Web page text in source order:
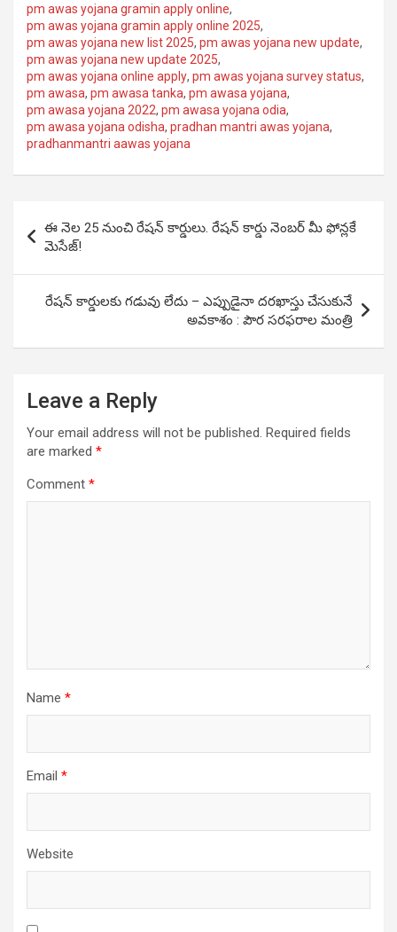
pm awas yojana gramin apply online,
pm awas yojana gramin apply online 2025,
pm awas yojana new list 2025, pm awas yojana new update,
pm awas yojana new update 2025,
pm awas yojana online apply, pm awas yojana survey status,
pm awasa, pm awasa tanka, pm awasa yojana,
pm awasa yojana 2022, pm awasa yojana odia,
pm awasa yojana odisha, pradhan mantri awas yojana,
pradhanmantri aawas yojana
navigation
ఈ నెల 25 నుంచి రేషన్ కార్డులు. రేషన్ కార్డు నెంబర్ మీ ఫోన్లకే
మెసేజ్!
రేషన్ కార్డులకు గడువు లేదు – ఎప్పుడైనా దరఖాస్తు చేసుకునే
అవకాశం : పౌర సరఫరాల మంత్రి
Leave a Reply
Your email address will not be published. Required fields
are marked *
Comment *
Name *
Email *
Website